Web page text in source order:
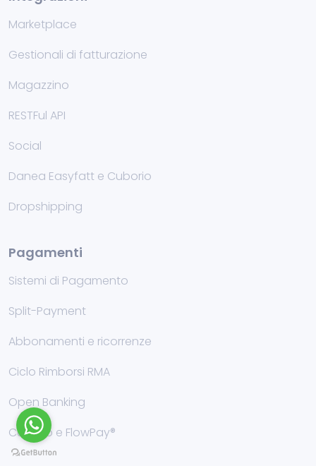
Marketplace
Gestionali di fatturazione
Magazzino
RESTFul API
Social
Danea Easyfatt e Cuborio
Dropshipping
Pagamenti
Sistemi di Pagamento
Split-Payment
Abbonamenti e ricorrenze
Ciclo Rimborsi RMA
Open Banking
Cuborio e FlowPay®